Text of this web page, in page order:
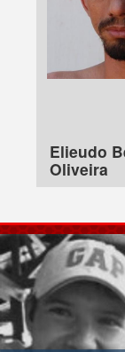
Elieudo
Oliveira